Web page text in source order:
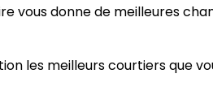
vous donne de meilleures
les meilleurs courtiers que